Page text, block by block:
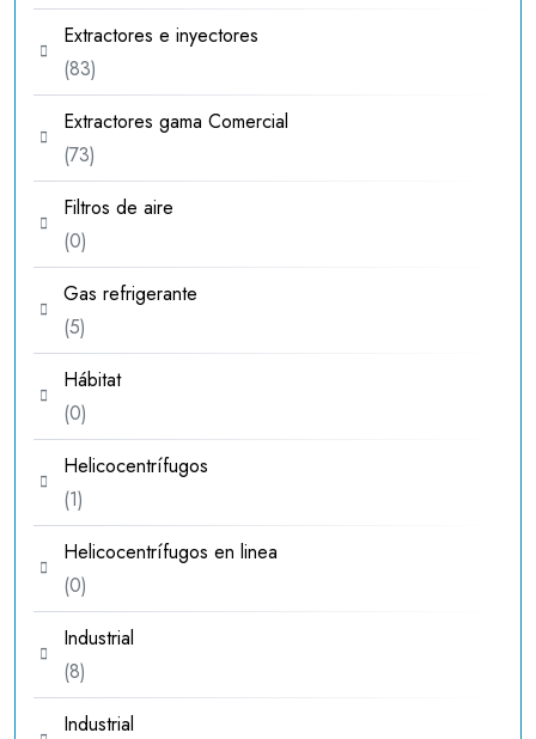
productos
Extractores e inyectores
8383
productos
Extractores gama Comercial
7373
productos
Filtros de aire
00
productos
Gas refrigerante
55
productos
Hábitat
00
productos
Helicocentrífugos
11
producto
Helicocentrífugos en linea
00
productos
Industrial
88
productos
Industrial